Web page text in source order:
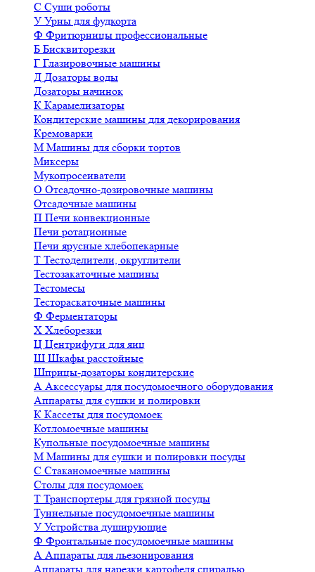
С Суши роботы
У Урны для фудкорта
Ф Фритюрницы профессиональные
Б Бисквиторезки
Г Глазировочные машины
Д Дозаторы воды
Дозаторы начинок
К Карамелизаторы
Кондитерские машины для декорирования
Кремоварки
М Машины для сборки тортов
Миксеры
Мукопросеиватели
О Отсадочно-дозировочные машины
Отсадочные машины
П Печи конвекционные
Печи ротационные
Печи ярусные хлебопекарные
Т Тестоделители, округлители
Тестозакаточные машины
Тестомесы
Тестораскаточные машины
Ф Ферментаторы
Х Хлеборезки
Ц Центрифуги для яиц
Ш Шкафы расстойные
Шприцы-дозаторы кондитерские
А Аксессуары для посудомоечного оборудования
Аппараты для сушки и полировки
К Кассеты для посудомоек
Котломоечные машины
Купольные посудомоечные машины
М Машины для сушки и полировки посуды
С Стаканомоечные машины
Столы для посудомоек
Т Транспортеры для грязной посуды
Туннельные посудомоечные машины
У Устройства душирующие
Ф Фронтальные посудомоечные машины
А Аппараты для льезонирования
Аппараты для нарезки картофеля спиралью